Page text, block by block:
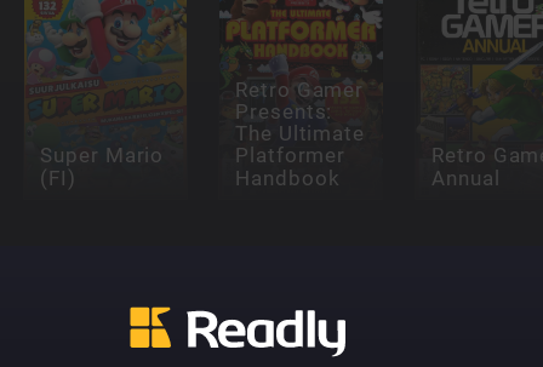
Super Mario
(FI)
Retro Gamer
Presents:
The Ultimate
Platformer
Handbook
Retro
Annual